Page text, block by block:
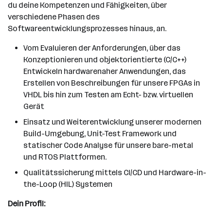
du deine Kompetenzen und Fähigkeiten, über
verschiedene Phasen des
Softwareentwicklungsprozesses hinaus, an.
Vom Evaluieren der Anforderungen, über das
Konzeptionieren und objektorientierte (C/C++)
Entwickeln hardwarenaher Anwendungen, das
Erstellen von Beschreibungen für unsere FPGAs in
VHDL bis hin zum Testen am Echt- bzw. virtuellen
Gerät
Einsatz und Weiterentwicklung unserer modernen
Build-Umgebung, Unit-Test Framework und
statischer Code Analyse für unsere bare-metal
und RTOS Plattformen.
Qualitätssicherung mittels CI/CD und Hardware-in-
the-Loop (HIL) Systemen
Dein Profil: